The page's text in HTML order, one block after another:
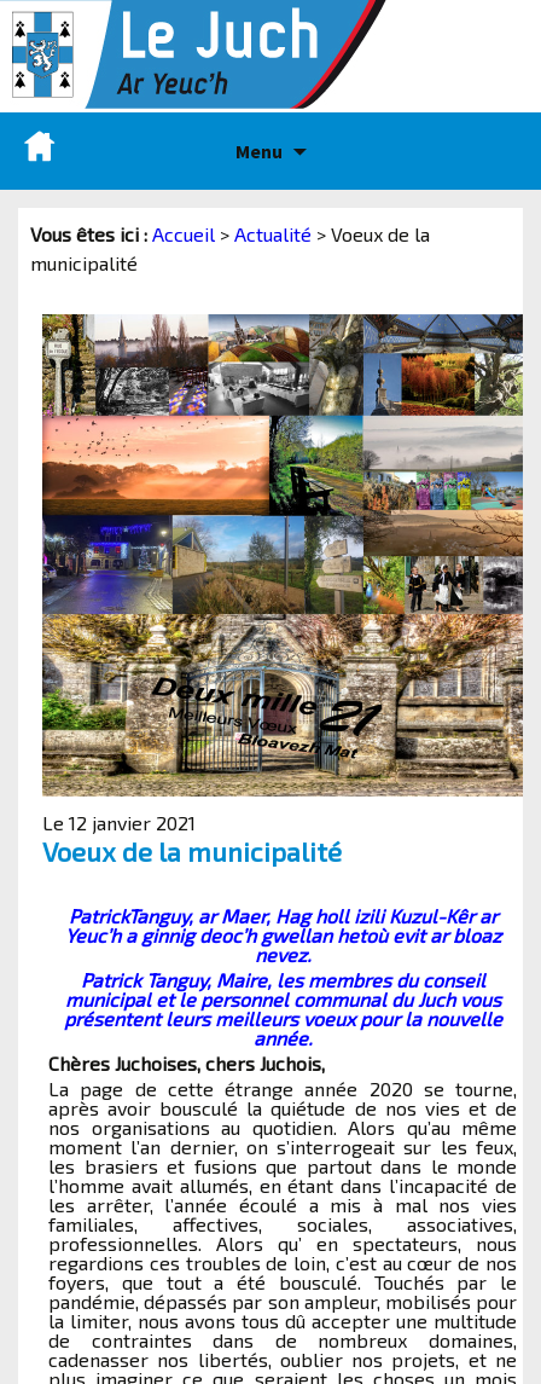
Menu
Vous êtes ici : Accueil > Actualité > Voeux de la
municipalité
Le 12 janvier 2021
Voeux de la municipalité
PatrickTanguy, ar Maer, Hag holl izili Kuzul-Kêr ar
Yeuc’h a ginnig deoc’h gwellan hetoù evit ar bloaz
nevez.
Patrick Tanguy, Maire, les membres du conseil
municipal et le personnel communal du Juch vous
présentent leurs meilleurs voeux pour la nouvelle
année.
Chères Juchoises, chers Juchois,
La page de cette étrange année 2020 se tourne,
après avoir bousculé la quiétude de nos vies et de
nos organisations au quotidien. Alors qu’au même
moment l’an dernier, on s’interrogeait sur les feux,
les brasiers et fusions que partout dans le monde
l’homme avait allumés, en étant dans l’incapacité de
les arrêter, l’année écoulé a mis à mal nos vies
familiales, affectives, sociales, associatives,
professionnelles. Alors qu’ en spectateurs, nous
regardions ces troubles de loin, c’est au cœur de nos
foyers, que tout a été bousculé. Touchés par le
pandémie, dépassés par son ampleur, mobilisés pour
la limiter, nous avons tous dû accepter une multitude
de contraintes dans de nombreux domaines,
cadenasser nos libertés, oublier nos projets, et ne
plus imaginer ce que seraient les choses un mois